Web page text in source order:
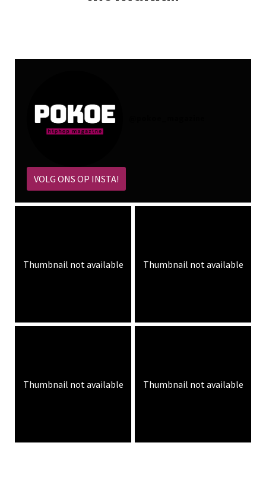
VOLG ONS OP INSTA!
Thumbnail not available Thumbnail not available
Thumbnail not available Thumbnail not available